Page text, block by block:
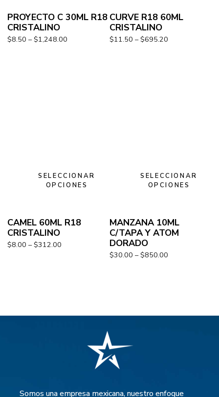
PROYECTO C 30ML R18
CRISTALINO
$8.50 – $1,248.00
CURVE R18 60ML
CRISTALINO
$11.50 – $695.20
SELECCIONAR
OPCIONES
CAMEL 60ML R18
CRISTALINO
$8.00 – $312.00
SELECCIONAR
OPCIONES
MANZANA 10ML
C/TAPA Y ATOM
DORADO
$30.00 – $850.00
Somos una empresa mexicana, nuestro enfoque